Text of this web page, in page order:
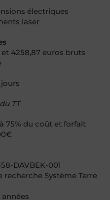
électriques
laser
4258,87 euros bruts
TT
75% du coût et forfait
DAVBEK-001
recherche Système Terre
années